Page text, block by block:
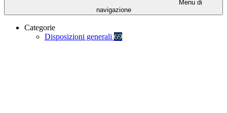
Menu di
navigazione
Categorie
Disposizioni generali 69